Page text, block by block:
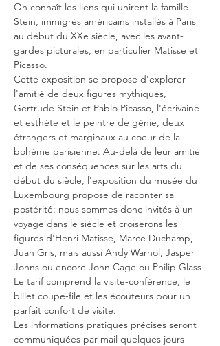
On connaît les liens qui unirent la famille
Stein, immigrés américains installés à Paris
au début du XXe siècle, avec les avant-
gardes picturales, en particulier Matisse et
Picasso.
Cette exposition se propose d'explorer
l'amitié de deux figures mythiques,
Gertrude Stein et Pablo Picasso, l'écrivaine
et esthète et le peintre de génie, deux
étrangers et marginaux au coeur de la
bohème parisienne. Au-delà de leur amitié
et de ses conséquences sur les arts du
début du siècle, l'exposition du musée du
Luxembourg propose de raconter sa
postérité: nous sommes donc invités à un
voyage dans le siècle et croiserons les
figures d'Henri Matisse, Marce Duchamp,
Juan Gris, mais aussi Andy Warhol, Jasper
Johns ou encore John Cage ou Philip Glass
Le tarif comprend la visite-conférence, le
billet coupe-file et les écouteurs pour un
parfait confort de visite.
Les informations pratiques précises seront
communiquées par mail quelques jours